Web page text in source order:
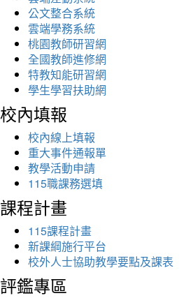
公文整合系統
雲端學務系統
桃園教師研習網
全國教師進修網
特教知能研習網
學生學習扶助網
校內填報
校內線上填報
重大事件通報單
教學活動申請
115職課務選填
課程計畫
115課程計畫
新課綱施行平台
校外人士協助教學要點及課表
評鑑專區